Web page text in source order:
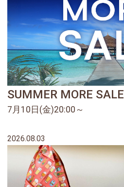
SUMMER MORE SALE
7月10日(金)20:00～
2026.08.03